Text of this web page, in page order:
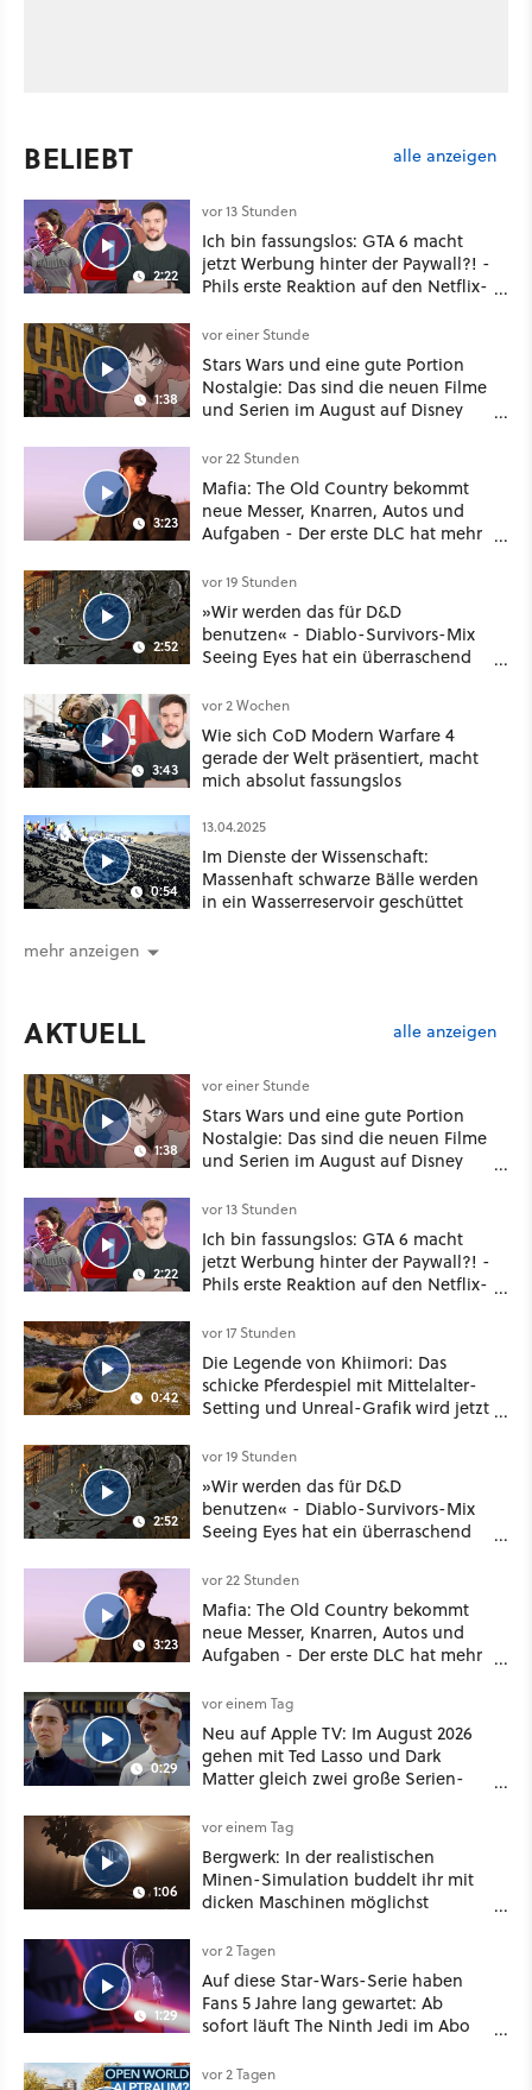
BELIEBT alle anzeigen
2:22
vor 13 Stunden
Ich bin fassungslos: GTA 6 macht
jetzt Werbung hinter der Paywall?! -
Phils erste Reaktion auf den Netflix-
1:38
vor einer Stunde
Stars Wars und eine gute Portion
Nostalgie: Das sind die neuen Filme
und Serien im August auf Disney
3:23
vor 22 Stunden
Mafia: The Old Country bekommt
neue Messer, Knarren, Autos und
Aufgaben - Der erste DLC hat mehr
2:52
vor 19 Stunden
»Wir werden das für D&D
benutzen« - Diablo-Survivors-Mix
Seeing Eyes hat ein überraschend
3:43
vor 2 Wochen
Wie sich CoD Modern Warfare 4
gerade der Welt präsentiert, macht
mich absolut fassungslos
0:54
13.04.2025
Im Dienste der Wissenschaft:
Massenhaft schwarze Bälle werden
in ein Wasserreservoir geschüttet
mehr anzeigen
AKTUELL alle anzeigen
1:38
vor einer Stunde
Stars Wars und eine gute Portion
Nostalgie: Das sind die neuen Filme
und Serien im August auf Disney
2:22
vor 13 Stunden
Ich bin fassungslos: GTA 6 macht
jetzt Werbung hinter der Paywall?! -
Phils erste Reaktion auf den Netflix-
0:42
vor 17 Stunden
Die Legende von Khiimori: Das
schicke Pferdespiel mit Mittelalter-
Setting und Unreal-Grafik wird jetzt
2:52
vor 19 Stunden
»Wir werden das für D&D
benutzen« - Diablo-Survivors-Mix
Seeing Eyes hat ein überraschend
3:23
vor 22 Stunden
Mafia: The Old Country bekommt
neue Messer, Knarren, Autos und
Aufgaben - Der erste DLC hat mehr
0:29
vor einem Tag
Neu auf Apple TV: Im August 2026
gehen mit Ted Lasso und Dark
Matter gleich zwei große Serien-
1:06
vor einem Tag
Bergwerk: In der realistischen
Minen-Simulation buddelt ihr mit
dicken Maschinen möglichst
1:29
vor 2 Tagen
Auf diese Star-Wars-Serie haben
Fans 5 Jahre lang gewartet: Ab
sofort läuft The Ninth Jedi im Abo
vor 2 Tagen